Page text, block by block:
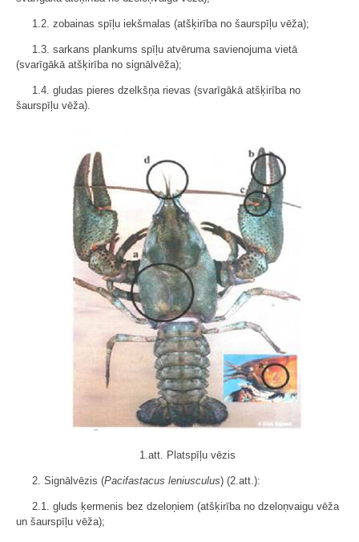
1.2. zobainas spīļu iekšmalas (atšķirība no šaurspīļu vēža);
1.3. sarkans plankums spīļu atvēruma savienojuma vietā
(svarīgākā atšķirība no signālvēža);
1.4. gludas pieres dzelkšņa rievas (svarīgākā atšķirība no
šaurspīļu vēža).
1.att. Platspīļu vēzis
2. Signālvēzis (Pacifastacus leniusculus) (2.att.):
2.1. gluds ķermenis bez dzeloņiem (atšķirība no dzeloņvaigu vēža
un šaurspīļu vēža);